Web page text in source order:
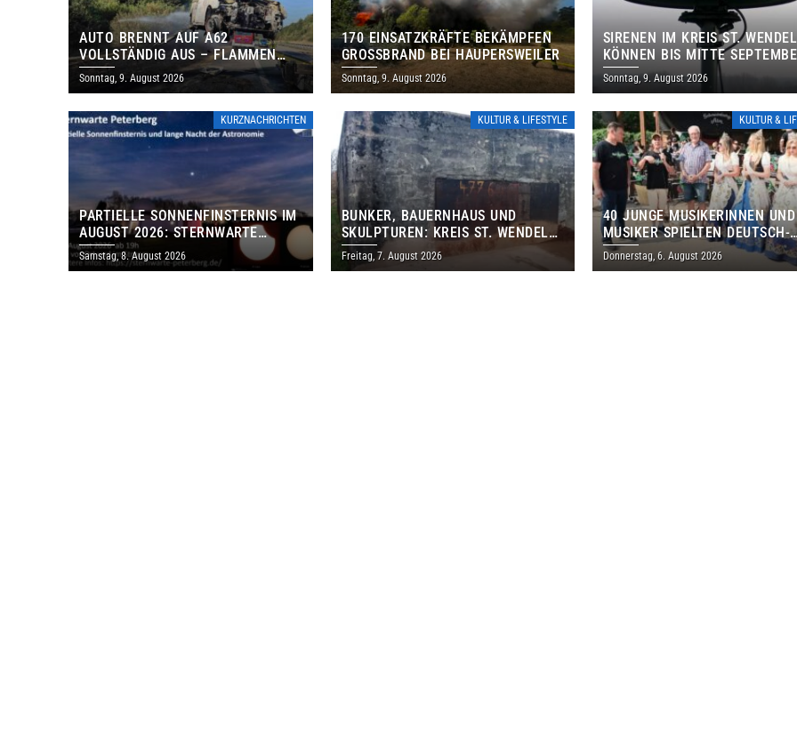
AUTO BRENNT AUF A62
VOLLSTÄNDIG AUS – FLAMMEN
GREIFEN AUF BÖSCHUNG ÜBER
Sonntag, 9. August 2026
170 EINSATZKRÄFTE BEKÄMPFEN
GROSSBRAND BEI HAUPERSWEILER
Sonntag, 9. August 2026
SIRENEN IM KREIS ST. WENDEL
KÖNNEN BIS MITTE
AUSSERPLANMÄSSIG HEULEN
Sonntag, 9. August 2026
KURZNACHRICHTEN
PARTIELLE SONNENFINSTERNIS IM
AUGUST 2026: STERNWARTE
PETERBERG ÖFFNET KOSTENLOS
IHRE TORE
Samstag, 8. August 2026
KULTUR & LIFESTYLE
BUNKER, BAUERNHAUS UND
SKULPTUREN: KREIS ST. WENDEL
LÄDT ZUM TAG DES OFFENEN
DENKMALS EIN
Freitag, 7. August 2026
KULTUR &
40 JUNGE MUSIKERINNEN UND
MUSIKER SPIELTEN DEUTSCH-
BRASILIANISCHES
THOLEY
Donnerstag, 6. August 2026